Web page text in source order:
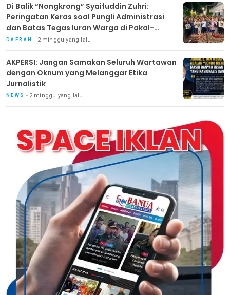
Di Balik “Nongkrong” Syaifuddin Zuhri:
Peringatan Keras soal Pungli Administrasi
dan Batas Tegas Iuran Warga di Pakal-
Benowo
DAERAH 2 minggu yang lalu
AKPERSI: Jangan Samakan Seluruh Wartawan
dengan Oknum yang Melanggar Etika
Jurnalistik
NEWS 2 minggu yang lalu